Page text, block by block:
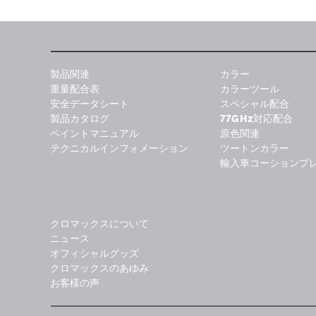
製品関連
重量配合表
安全データシート
製品カタログ
ペイントマニュアル
テクニカルインフォメーション
カラー
カラーツール
スペシャル配合
77GHz対応配合
原色関連
ツートンカラー
輸入車コーションプ
クロマックスについて
ニュース
オフィシャルグッズ
クロマックスのあゆみ
お客様の声